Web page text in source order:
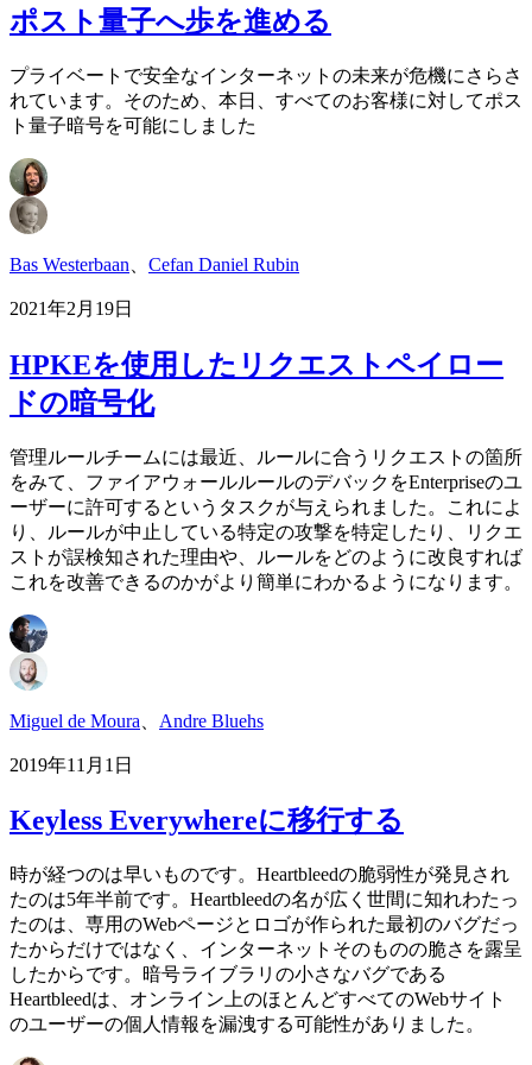
ポスト量子へ歩を進める
プライベートで安全なインターネットの未来が危機にさらさ
れています。そのため、本日、すべてのお客様に対してポス
ト量子暗号を可能にしました
Bas Westerbaan Cefan Daniel Rubin
2021年2月19日
HPKEを使用したリクエストペイロー
ドの暗号化
管理ルールチームには最近、ルールに合うリクエストの箇所
をみて、ファイアウォールルールのデバックをEnterpriseのユ
ーザーに許可するというタスクが与えられました。これによ
り、ルールが中止している特定の攻撃を特定したり、リクエ
ストが誤検知された理由や、ルールをどのように改良すれば
これを改善できるのかがより簡単にわかるようになります。
Miguel de Moura Andre Bluehs
2019年11月1日
Keyless Everywhereに移行する
時が経つのは早いものです。Heartbleedの脆弱性が発見され
たのは5年半前です。Heartbleedの名が広く世間に知れわたっ
たのは、専用のWebページとロゴが作られた最初のバグだっ
たからだけではなく、インターネットそのものの脆さを露呈
したからです。暗号ライブラリの小さなバグである
Heartbleedは、オンライン上のほとんどすべてのWebサイト
のユーザーの個人情報を漏洩する可能性がありました。